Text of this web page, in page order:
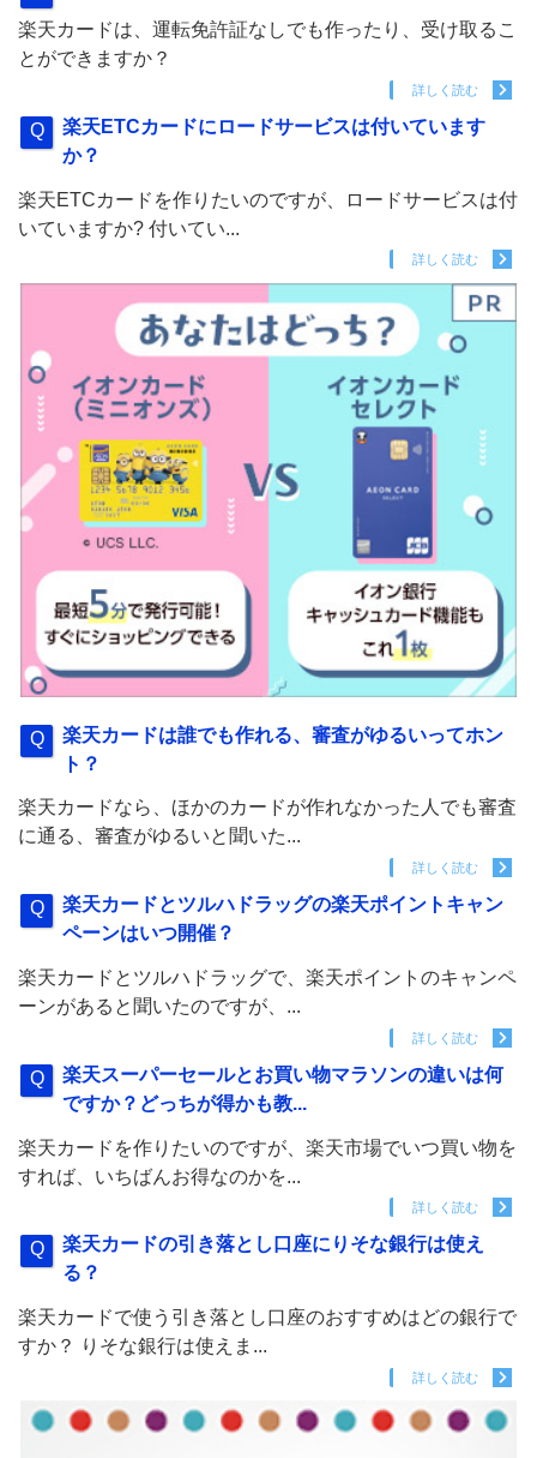
楽天カードは、運転免許証なしでも作ったり、受け取るこ
とができますか？
詳しく読む
楽天ETCカードにロードサービスは付いています
か？
楽天ETCカードを作りたいのですが、ロードサービスは付
いていますか? 付いてい...
詳しく読む
楽天カードは誰でも作れる、審査がゆるいってホン
ト？
楽天カードなら、ほかのカードが作れなかった人でも審査
に通る、審査がゆるいと聞いた...
詳しく読む
楽天カードとツルハドラッグの楽天ポイントキャン
ペーンはいつ開催？
楽天カードとツルハドラッグで、楽天ポイントのキャンペ
ーンがあると聞いたのですが、...
詳しく読む
楽天スーパーセールとお買い物マラソンの違いは何
ですか？どっちが得かも教...
楽天カードを作りたいのですが、楽天市場でいつ買い物を
すれば、いちばんお得なのかを...
詳しく読む
楽天カードの引き落とし口座にりそな銀行は使え
る？
楽天カードで使う引き落とし口座のおすすめはどの銀行で
すか？ りそな銀行は使えま...
詳しく読む